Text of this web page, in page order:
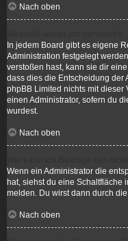
Nach oben
In jedem Board gibt es eigene
Administration festgelegt
verstoßen hast, kann sie dir
dass dies die Entscheidung der
phpBB Limited nichts mit dieser
einen Administrator, sofern du
wurdest.
Nach oben
Wenn ein Administrator die
hat, siehst du eine Schaltfläche
melden. Du wirst dann durch
Nach oben